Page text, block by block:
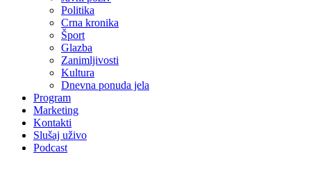
Politika
Crna kronika
Šport
Glazba
Zanimljivosti
Kultura
Dnevna ponuda jela
Program
Marketing
Kontakti
Slušaj uživo
Podcast